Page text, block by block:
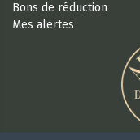
Bons de réduction
Mes alertes